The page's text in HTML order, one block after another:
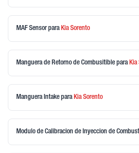
MAF Sensorpara KiaSorento
Manguera de Retorno de Combusitible para Kia
Manguera Intake para KiaSorento
Modulo de Calibracion de Inyeccion de